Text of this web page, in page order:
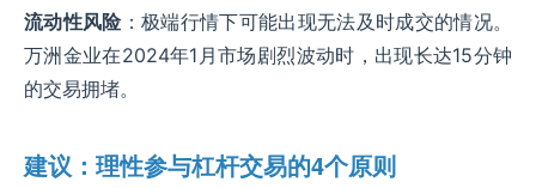
流动性风险：极端行情下可能出现无法及时成交的情况。
万洲金业在2024年1月市场剧烈波动时，出现长达15分钟
的交易拥堵。
建议：理性参与杠杆交易的4个原则